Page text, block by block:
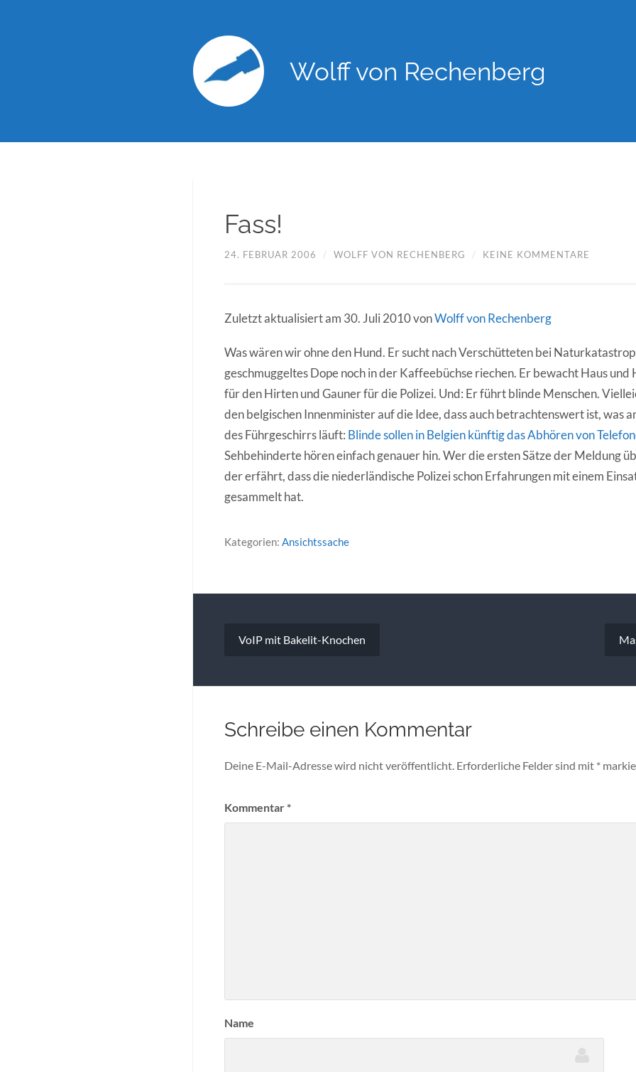
Wolff von Rechenberg
Fass!
24. FEBRUAR 2006 / WOLFF VON RECHENBERG / KEINE KOMMENTARE
Zuletzt aktualisiert am 30. Juli 2010 vonWolff von Rechenberg
Was wären wir ohne den Hund. Er sucht nach Verschütteten bei
geschmuggeltes Dope noch in der Kaffeebüchse riechen. Er bewacht Haus und
für den Hirten und Gauner für die Polizei. Und: Er führt blinde Menschen.
den belgischen Innenminister auf die Idee, dass auch betrachtenswert ist, was
des Führgeschirrs läuft: Blinde sollen in Belgien künftig das Abhören von
Sehbehinderte hören einfach genauer hin. Wer die ersten Sätze der Meldung
der erfährt, dass die niederländische Polizei schon Erfahrungen mit einem
gesammelt hat.
Kategorien: Ansichtssache
VoIP mit Bakelit-Knochen
Schreibe einen Kommentar
Deine E-Mail-Adresse wird nicht veröffentlicht. Erforderliche Felder sind mit *
Kommentar*
Name